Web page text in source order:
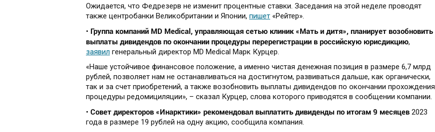
Ожидается, что Федрезерв не изменит процентные ставки. Заседания на этой неделе проводят
также центробанки Великобритании и Японии, пишет «Рейтер».
• Группа компаний MD Medical, управляющая сетью клиник «Мать и дитя», планирует возобновить
выплаты дивидендов по окончании процедуры перерегистрации в российскую юрисдикцию,
заявил генеральный директор MD Medical Марк Курцер.
«Наше устойчивое финансовое положение, а именно чистая денежная позиция в размере 6,7 млрд
рублей, позволяет нам не останавливаться на достигнутом, развиваться дальше, как органически,
так и за счет приобретений, а также возобновить выплаты дивидендов по окончании прохождения
процедуры редомициляции», – сказал Курцер, слова которого приводятся в сообщении компании.
• Совет директоров «Инарктики» рекомендовал выплатить дивиденды по итогам 9 месяцев 2023
года в размере 19 рублей на одну акцию, сообщила компания.